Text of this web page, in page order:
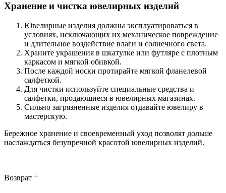
Хранение и чистка ювелирных изделий
Ювелирные изделия должны эксплуатироваться в
условиях, исключающих их механическое повреждение
и длительное воздействие влаги и солнечного света.
Храните украшения в шкатулке или футляре с плотным
каркасом и мягкой обивкой.
После каждой носки протирайте мягкой фланелевой
салфеткой.
Для чистки используйте специальные средства и
салфетки, продающиеся в ювелирных магазинах.
Сильно загрязненные изделия отдавайте ювелиру в
мастерскую.
Бережное хранение и своевременный уход позволят дольше
наслаждаться безупречной красотой ювелирных изделий.
Возврат